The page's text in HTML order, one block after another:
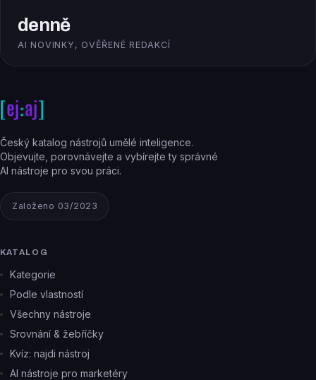
denně
AI NOVINKY, OVĚŘENÉ REDAKCÍ
Český katalog nástrojů umělé inteligence.
Objevujte, porovnávejte a vybírejte ty správné
AI nástroje pro svou práci.
Založeno 03/2023
KATALOG
Kategorie
Podle vlastností
Všechny nástroje
Srovnání & žebříčky
Kvíz: najdi nástroj
AI nástroje pro marketéry